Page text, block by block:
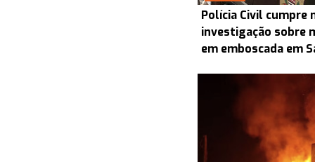
Polícia Civil cumpre
investigação sobre
em emboscada em